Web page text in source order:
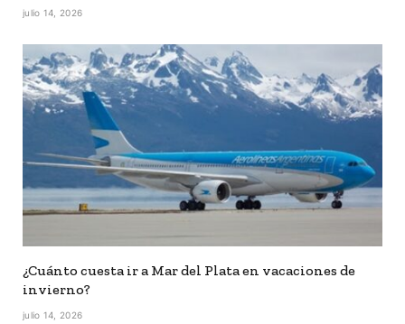
julio 14, 2026
¿Cuánto cuesta ir a Mar del Plata en vacaciones de
invierno?
julio 14, 2026